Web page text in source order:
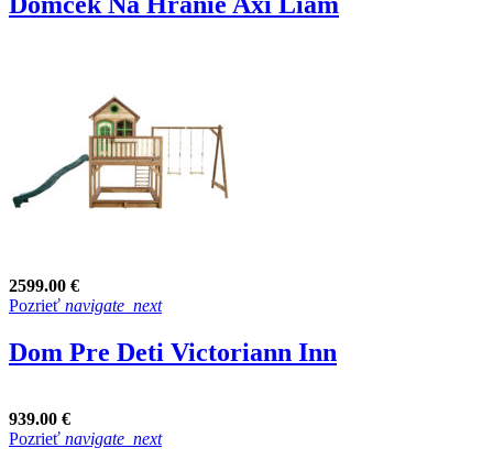
2599.00 €
Pozrieť navigate_next
Dom Pre Deti Victoriann Inn
939.00 €
Pozrieť navigate_next